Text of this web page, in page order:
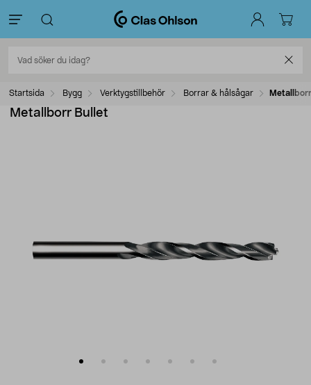
Startsida Bygg Verktygstillbehör Borrar & hålsågar
Metallborr Bullet